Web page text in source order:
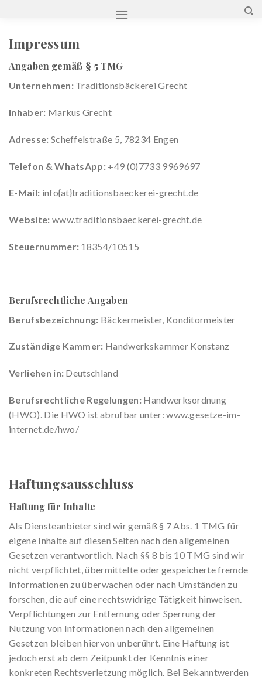
Impressum
Angaben gemäß § 5 TMG
Unternehmen: Traditionsbäckerei Grecht
Inhaber: Markus Grecht
Adresse: Scheffelstraße 5, 78234 Engen
Telefon & WhatsApp: +49 (0)7733 9969697
E-Mail: info{at}traditionsbaeckerei-grecht.de
Website: www.traditionsbaeckerei-grecht.de
Steuernummer: 18354/10515
Berufsrechtliche Angaben
Berufsbezeichnung: Bäckermeister, Konditormeister
Zuständige Kammer: Handwerkskammer Konstanz
Verliehen in: Deutschland
Berufsrechtliche Regelungen: Handwerksordnung
(HWO). Die HWO ist abrufbar unter: www.gesetze-im-
internet.de/hwo/
Haftungsausschluss
Haftung für Inhalte
Als Diensteanbieter sind wir gemäß § 7 Abs. 1 TMG für
eigene Inhalte auf diesen Seiten nach den allgemeinen
Gesetzen verantwortlich. Nach §§ 8 bis 10 TMG sind wir
nicht verpflichtet, übermittelte oder gespeicherte fremde
Informationen zu überwachen oder nach Umständen zu
forschen, die auf eine rechtswidrige Tätigkeit hinweisen.
Verpflichtungen zur Entfernung oder Sperrung der
Nutzung von Informationen nach den allgemeinen
Gesetzen bleiben hiervon unberührt. Eine Haftung ist
jedoch erst ab dem Zeitpunkt der Kenntnis einer
konkreten Rechtsverletzung möglich. Bei Bekanntwerden